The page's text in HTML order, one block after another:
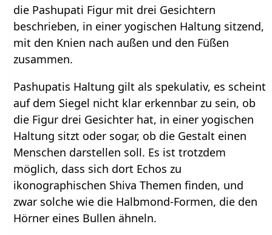
die Pashupati Figur mit drei Gesichtern
beschrieben, in einer yogischen Haltung sitzend,
mit den Knien nach außen und den Füßen
zusammen.
Pashupatis Haltung gilt als spekulativ, es scheint
auf dem Siegel nicht klar erkennbar zu sein, ob
die Figur drei Gesichter hat, in einer yogischen
Haltung sitzt oder sogar, ob die Gestalt einen
Menschen darstellen soll. Es ist trotzdem
möglich, dass sich dort Echos zu
ikonographischen Shiva Themen finden, und
zwar solche wie die Halbmond-Formen, die den
Hörner eines Bullen ähneln.